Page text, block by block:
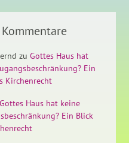
zu Gottes Haus hat
Ein
Kirchenrecht
Gottes Haus hat keine
Ein Blick